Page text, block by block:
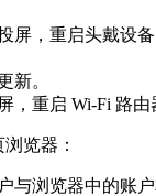
屏，重启头戴设
新。
，重启 Wi-Fi 路由
览器：
与浏览器中的账